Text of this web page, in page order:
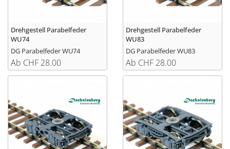
Drehgestell Parabelfeder
WU74
DG Parabelfeder WU74
Ab CHF 28.00
Drehgestell Parabelfeder
WU83
DG Parabelfeder WU83
Ab CHF 28.00